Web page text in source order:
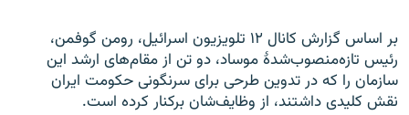
بر اساس گزارش کانال ۱۲ تلویزیون اسرائیل، رومن گوفمن،
رئیس تازه‌منصوب‌شدۀ موساد، دو تن از مقام‌های ارشد این
سازمان را که در تدوین طرحی برای سرنگونی حکومت ایران
نقش کلیدی داشتند، از وظایف‌شان برکنار کرده است.